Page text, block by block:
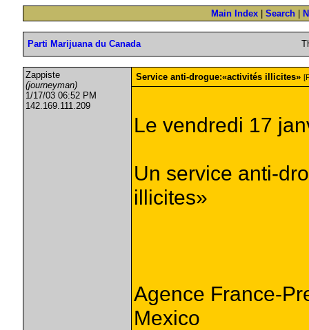
Main Index Search
Parti Marijuana du Canada
Zappiste
(journeyman)
1/17/03 06:52 PM
142.169.111.209
Service anti-drogue:«activités illicites»
Le vendredi 17
Un service anti-
illicites»
Agence France-
Mexico